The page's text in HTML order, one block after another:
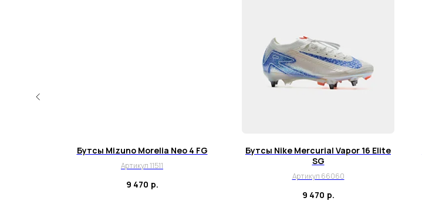
Бутсы Mizuno Morelia Neo 4 FG
Артикул 11511
9 470 р.
Бутсы Nike Mercurial Vapor 16 Elite
SG
Артикул 66060
9 470 р.